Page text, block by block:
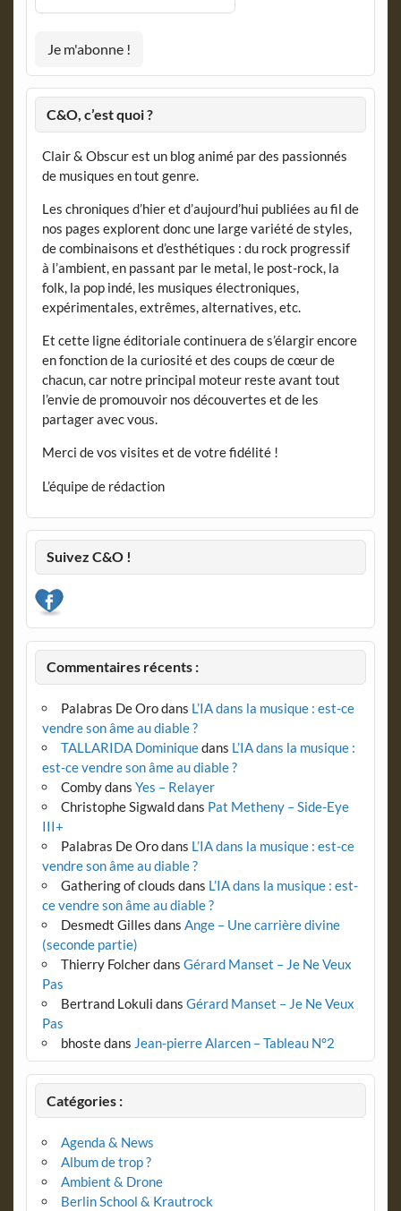
C&O, c’est quoi ?
Clair & Obscur est un blog animé par des passionnés
de musiques en tout genre.
Les chroniques d’hier et d’aujourd’hui publiées au fil de
nos pages explorent donc une large variété de styles,
de combinaisons et d’esthétiques : du rock progressif
à l’ambient, en passant par le metal, le post-rock, la
folk, la pop indé, les musiques électroniques,
expérimentales, extrêmes, alternatives, etc.
Et cette ligne éditoriale continuera de s’élargir encore
en fonction de la curiosité et des coups de cœur de
chacun, car notre principal moteur reste avant tout
l’envie de promouvoir nos découvertes et de les
partager avec vous.
Merci de vos visites et de votre fidélité !
L’équipe de rédaction
Suivez C&O !
Commentaires récents :
Palabras De Orodans L’IA dans la musique : est-ce
vendre son âme au diable ?
TALLARIDA Dominiquedans L’IA dans la musique :
est-ce vendre son âme au diable ?
Combydans Yes – Relayer
Christophe Sigwalddans Pat Metheny – Side-Eye
III+
Palabras De Orodans L’IA dans la musique : est-ce
vendre son âme au diable ?
Gathering of clouds dans L’IA dans la musique : est-
ce vendre son âme au diable ?
Desmedt Gilles dans Ange – Une carrière divine
(seconde partie)
Thierry Folcherdans Gérard Manset – Je Ne Veux
Pas
Bertrand Lokuli dans Gérard Manset – Je Ne Veux
Pas
bhostedans Jean-pierre Alarcen – Tableau N°2
Catégories :
Agenda & News
Album de trop ?
Ambient & Drone
Berlin School & Krautrock